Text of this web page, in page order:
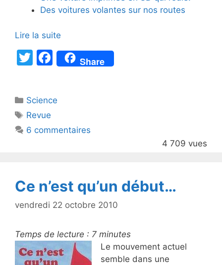
Des voitures volantes sur nos routes
Lire la suite
T
er
F
a
e
o
Share
Catégories
Science
Étiquettes
Revue
6 commentaires
4 709 vues
Ce n’est qu’un début…
vendredi 22 octobre 2010
Temps de lecture : 7 minutes
Le mouvement actuel
semble dans une